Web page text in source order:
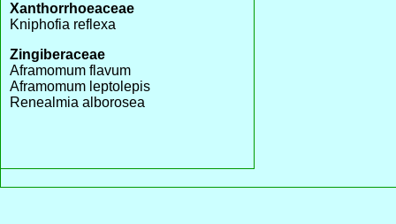
Xanthorrhoeaceae
Kniphofia reflexa
Zingiberaceae
Aframomum flavum
Aframomum leptolepis
Renealmia alborosea